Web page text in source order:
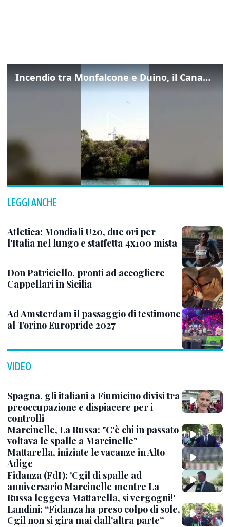
Incendio tra Monfalcone e Duino, il Canadair in azione per fermare le fiamme sul fronte dell’A4
LEGGI ANCHE
Atletica: Mondiali U20, due ori per
l'Italia nel lungo e staffetta 4x100 mista
Don Patriciello, pronti ad accogliere
Cappellari in Sicilia
Ad Amsterdam il passaggio di testimone
al Torino Europride 2027
VIDEO
Spagna, gli italiani a Fiumicino divisi tra
preoccupazione e dispiacere per i
controlli
Marcinelle, La Russa: "C'è chi in passato
voltava le spalle a Marcinelle"
Mattarella, iniziate le vacanze in Alto
Adige
Fidanza (FdI): 'Cgil di spalle ad
anniversario Marcinelle mentre La
Russa leggeva Mattarella, si vergogni!'
Landini: “Fidanza ha preso colpo di sole,
Cgil non si gira mai dall'altra parte”